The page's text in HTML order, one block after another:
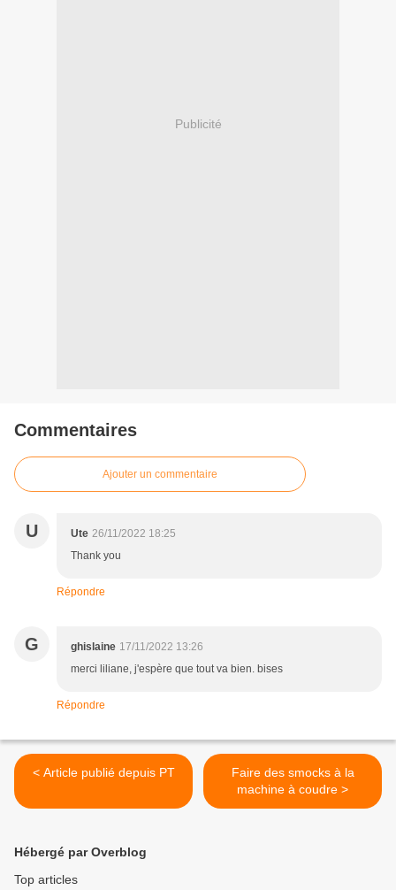
Publicité
Commentaires
Ajouter un commentaire
U Ute 26/11/2022 18:25
Thank you
Répondre
G ghislaine 17/11/2022 13:26
merci liliane, j'espère que tout va bien. bises
Répondre
< Article publié depuis PT
Faire des smocks à la
machine à coudre >
Hébergé par Overblog
Top articles